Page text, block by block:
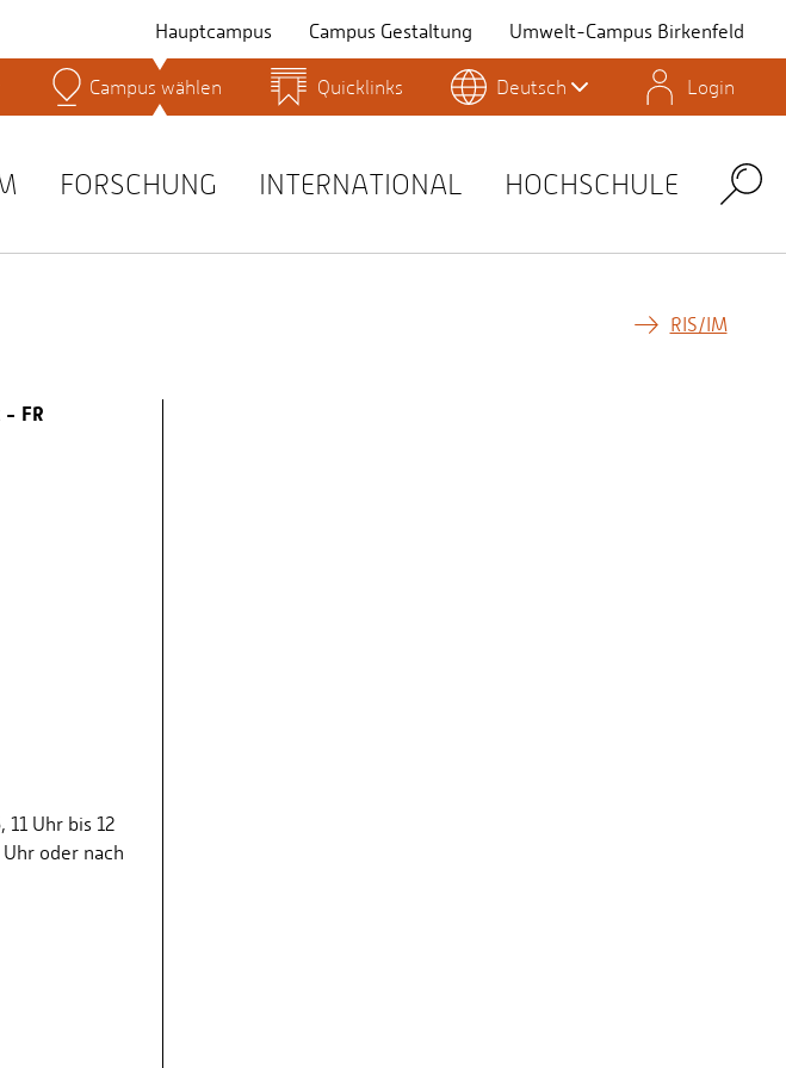
Hauptcampus Campus Gestaltung Umwelt-Campus Birkenfeld
Lernplattformen
Personensuche
Studienservice
Stud.IP
Campus wählen Quicklinks Deutsch Login
FORSCHUNG INTERNATIONAL HOCHSCHULE Search
FR
Uhr bis 12
oder nach
RIS/IM